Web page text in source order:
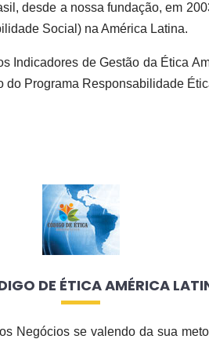
desde a nossa fundação, em
Social) na América Latina.
Indicadores de Gestão da Ética
do Programa Responsabilidade
DE ÉTICA AMÉRICA
Negócios se valendo da sua